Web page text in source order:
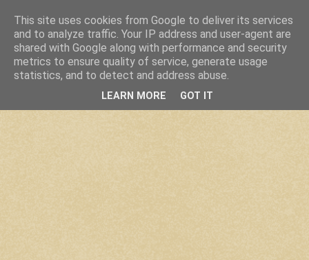
This site uses cookies from Google to deliver its services
and to analyze traffic. Your IP address and user-agent are
shared with Google along with performance and security
metrics to ensure quality of service, generate usage
statistics, and to detect and address abuse.
LEARN MORE GOT IT